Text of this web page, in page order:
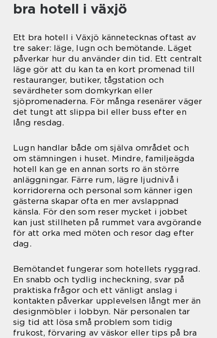
bra hotell i växjö
Ett bra hotell i Växjö kännetecknas oftast av
tre saker: läge, lugn och bemötande. Läget
påverkar hur du använder din tid. Ett centralt
läge gör att du kan ta en kort promenad till
restauranger, butiker, tågstation och
sevärdheter som domkyrkan eller
sjöpromenaderna. För många resenärer väger
det tungt att slippa bil eller buss efter en
lång resdag.
Lugn handlar både om själva området och
om stämningen i huset. Mindre, familjeägda
hotell kan ge en annan sorts ro än större
anläggningar. Färre rum, lägre ljudnivå i
korridorerna och personal som känner igen
gästerna skapar ofta en mer avslappnad
känsla. För den som reser mycket i jobbet
kan just stillheten på rummet vara avgörande
för att orka med möten och resor dag efter
dag.
Bemötandet fungerar som hotellets ryggrad.
En snabb och tydlig incheckning, svar på
praktiska frågor och ett vänligt anslag i
kontakten påverkar upplevelsen långt mer än
designmöbler i lobbyn. När personalen tar
sig tid att lösa små problem som tidig
frukost, förvaring av väskor eller tips på bra